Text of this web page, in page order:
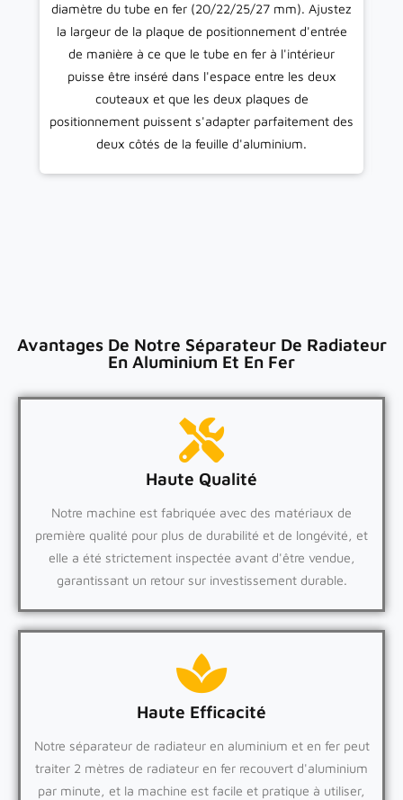
diamètre du tube en fer (20/22/25/27 mm). Ajustez
la largeur de la plaque de positionnement d'entrée
de manière à ce que le tube en fer à l'intérieur
puisse être inséré dans l'espace entre les deux
couteaux et que les deux plaques de
positionnement puissent s'adapter parfaitement des
deux côtés de la feuille d'aluminium.
Avantages De Notre Séparateur De Radiateur
En Aluminium Et En Fer
Haute Qualité
Notre machine est fabriquée avec des matériaux de
première qualité pour plus de durabilité et de longévité, et
elle a été strictement inspectée avant d'être vendue,
garantissant un retour sur investissement durable.
Haute Efficacité
Notre séparateur de radiateur en aluminium et en fer peut
traiter 2 mètres de radiateur en fer recouvert d'aluminium
par minute, et la machine est facile et pratique à utiliser,